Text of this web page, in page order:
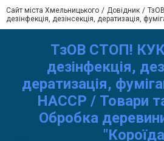
Сайт міста Хмельницького Довідник
дезінфекція, дезінсекція, дератизація,
ТзОВ СТОП!
дезінфекція,
дератизація,
HACCP / Товари
Обробка